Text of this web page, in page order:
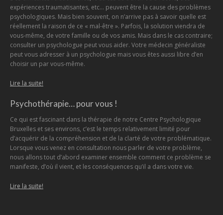
expériences traumatisantes, etc… peuvent être la cause des problèmes
psychologiques. Mais bien souvent, on n’arrive pas à savoir quelle est
réellement la raison de ce « mal-être ». Parfois, la solution viendra de
vous-même, de votre famille ou de vos amis. Mais dans le cas contraire;
consulter un psychologue peut vous aider. Votre médecin généraliste
peut vous adresser à un psychologue mais vous êtes aussi libre d’en
choisir un par vous-même.
Lire la suite!
Psychothérapie… pour vous !
Ce qui est fascinant dans la thérapie de notre Centre Psychologique
Bruxelles et ses environs, c’est le temps relativement limité pour
d’acquérir de la compréhension et de la clarté de votre problématique.
Lorsque vous venez en consultation nous parler de votre problème,
nous allons tout d’abord examiner ensemble comment ce problème se
manifeste, d’où il vient, et les conséquences qu’il a dans votre vie.
Lire la suite!